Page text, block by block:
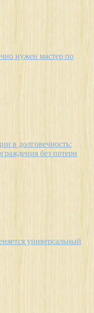
нужен мастер по
в долговечность:
без потери
универсальный